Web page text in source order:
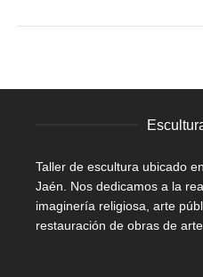
Taller de escultura ubicado
Jaén. Nos dedicamos a la
imaginería religiosa, arte
restauración de obras de arte.